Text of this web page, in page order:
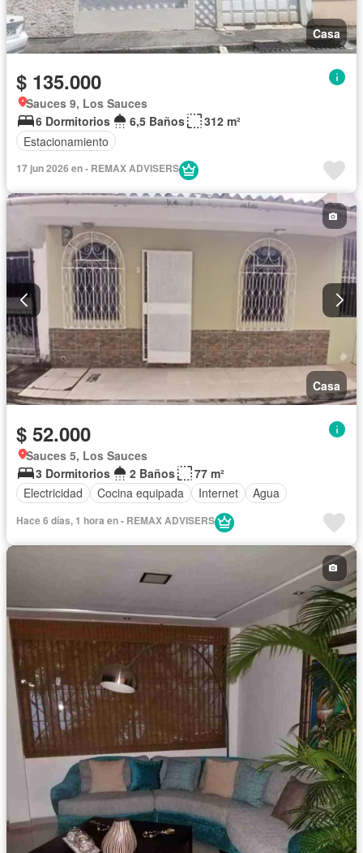
Casa
$ 135.000
Sauces 9, Los Sauces
6 Dormitorios
6,5 Baños
312 m²
Estacionamiento
17 jun 2026 en - REMAX ADVISERS
Casa
$ 52.000
Sauces 5, Los Sauces
3 Dormitorios
2 Baños
77 m²
Electricidad
Cocina equipada Internet Agua
Hace 6 días, 1 hora en - REMAX ADVISERS